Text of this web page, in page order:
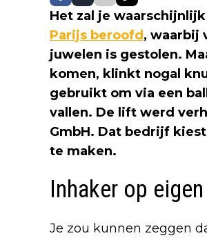
Het zal je
Parijs beroofd , waarbij
juwelen is gestolen.
komen, klinkt nogal
gebruikt om via een
vallen. De lift werd
GmbH. Dat bedrijf
te maken.
Inhaker op
Je zou kunnen zeggen